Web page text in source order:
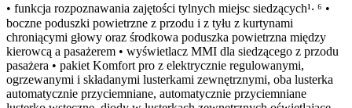
• funkcja rozpoznawania zajętości tylnych miejsc siedzących¹‧ ⁶ •
boczne poduszki powietrzne z przodu i z tyłu z kurtynami
chroniącymi głowy oraz środkowa poduszka powietrzna między
kierowcą a pasażerem • wyświetlacz MMI dla siedzącego z przodu
pasażera • pakiet Komfort pro z elektrycznie regulowanymi,
ogrzewanymi i składanymi lusterkami zewnętrznymi, oba lusterka
automatycznie przyciemniane, automatycznie przyciemniane